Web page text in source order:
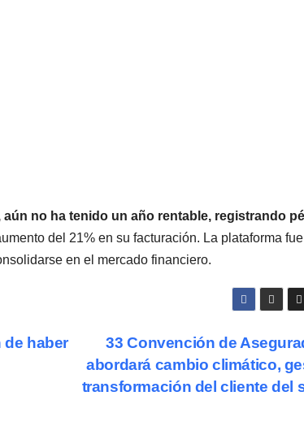
no ha tenido un año rentable, registrando
del 21% en su facturación. La plataforma
en el mercado financiero.
33 Convención de
abordará cambio climático,
transformación del cliente del
de haber